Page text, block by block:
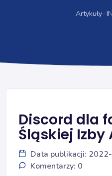
Artykuły
Discord dla
Śląskiej
Data publikacji:
Komentarzy: 0